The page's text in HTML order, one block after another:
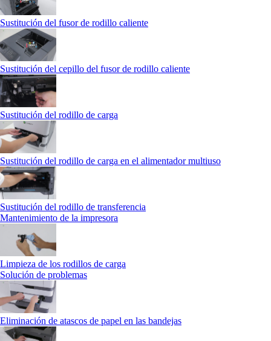
Sustitución del fusor de rodillo caliente
Sustitución del cepillo del fusor de rodillo caliente
Sustitución del rodillo de carga
Sustitución del rodillo de carga en el alimentador multiuso
Sustitución del rodillo de transferencia
Mantenimiento de la impresora
Limpieza de los rodillos de carga
Solución de problemas
Eliminación de atascos de papel en las bandejas